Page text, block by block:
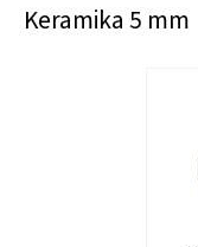
Keramika 5 mm